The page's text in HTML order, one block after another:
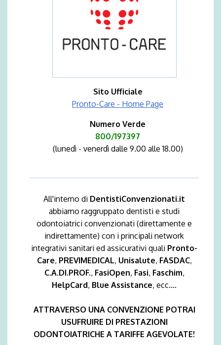
Sito Ufficiale
Pronto-Care - Home Page
Numero Verde
800/197397
(lunedì - venerdì dalle 9.00 alle 18.00)
All'interno di DentistiConvenzionati.it
abbiamo raggruppato dentisti e studi
odontoiatrici convenzionati (direttamente e
indirettamente) con i principali network
integrativi sanitari ed assicurativi quali Pronto-
Care, PREVIMEDICAL, Unisalute, FASDAC,
C.A.DI.PROF., FasiOpen, Fasi, Faschim,
HelpCard, Blue Assistance, ecc....
ATTRAVERSO UNA CONVENZIONE POTRAI
USUFRUIRE DI PRESTAZIONI
ODONTOIATRICHE A TARIFFE AGEVOLATE!